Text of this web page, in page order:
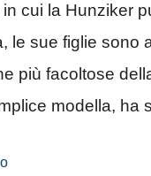
cui la Hunziker
le sue figlie sono
più facoltose
modella, ha